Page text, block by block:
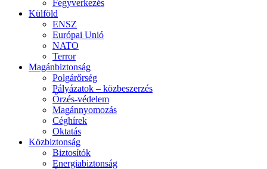
Fegyverkezés
Külföld
ENSZ
Európai Unió
NATO
Terror
Magánbiztonság
Polgárőrség
Pályázatok – közbeszerzés
Őrzés-védelem
Magánnyomozás
Céghírek
Oktatás
Közbiztonság
Biztosítók
Energiabiztonság